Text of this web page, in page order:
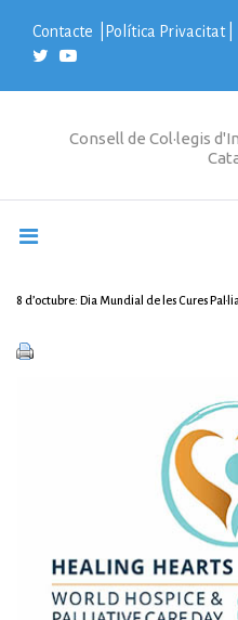
t
Contacte Política Privacitat|
Consell de Col·legis
8 d’octubre: Dia Mundial de les Cures